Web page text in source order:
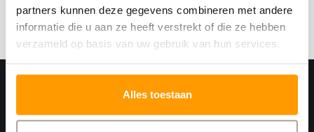
partners kunnen deze gegevens combineren met andere
informatie die u aan ze heeft verstrekt of die ze hebben
verzameld op basis van uw gebruik van hun services.
Alles toestaan
Abonneer